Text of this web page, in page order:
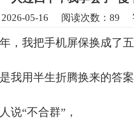
2026-05-16 阅读次数： 89
，我把手机屏保换成了
我用半生折腾换来的答
说“不合群”，